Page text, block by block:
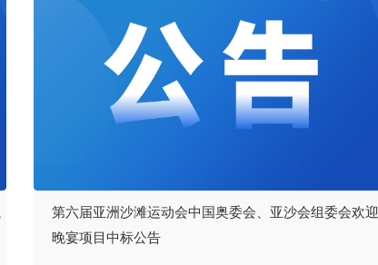
第六届亚洲沙滩运动会中国奥委会、亚沙会组委会欢迎
晚宴项目中标公告